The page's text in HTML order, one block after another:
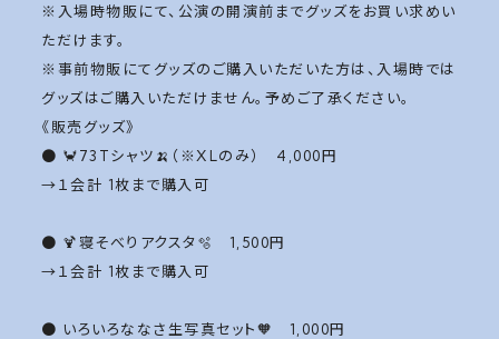
※入場時物販にて、公演の開演前までグッズをお買い求めい
ただけます。
※事前物販にてグッズのご購入いただいた方は、入場時では
グッズはご購入いただけません。予めご了承ください。
《販売グッズ》
● 🦀73Tシャツ🍌（※XLのみ） 4,000円
→１会計 1枚まで購入可
● 🍹寝そべりアクスタ🫧 1,500円
→１会計 1枚まで購入可
● いろいろななさ生写真セット🧡 1,000円